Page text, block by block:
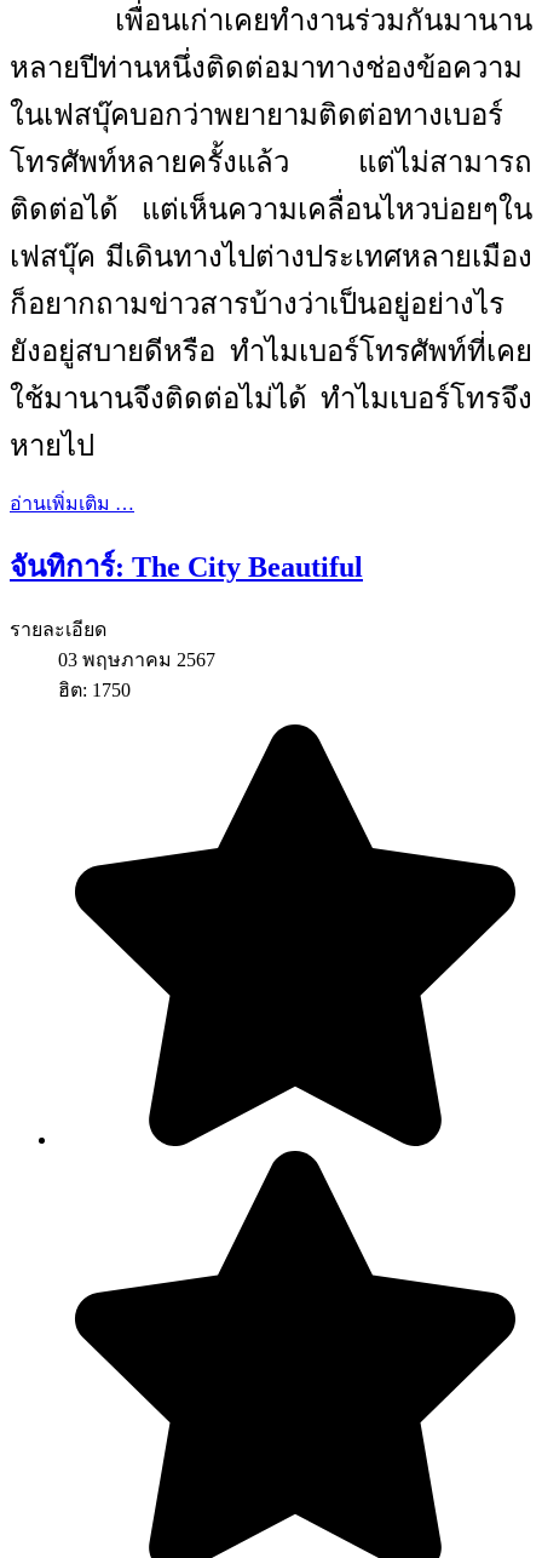
เพื่อนเก่าเคยทำงานร่วมกันมานาน
หลายปีท่านหนึ่งติดต่อมาทางช่องข้อความ
ในเฟสบุ๊คบอกว่าพยายามติดต่อทางเบอร์
โทรศัพท์หลายครั้งแล้ว แต่ไม่สามารถ
ติดต่อได้ แต่เห็นความเคลื่อนไหวบ่อยๆใน
เฟสบุ๊ค มีเดินทางไปต่างประเทศหลายเมือง
ก็อยากถามข่าวสารบ้างว่าเป็นอยู่อย่างไร
ยังอยู่สบายดีหรือ ทำไมเบอร์โทรศัพท์ที่เคย
ใช้มานานจึงติดต่อไม่ได้ ทำไมเบอร์โทรจึง
หายไป
อ่านเพิ่มเติม …
จันทิการ์: The City Beautiful
รายละเอียด
03 พฤษภาคม 2567
ฮิต: 1750